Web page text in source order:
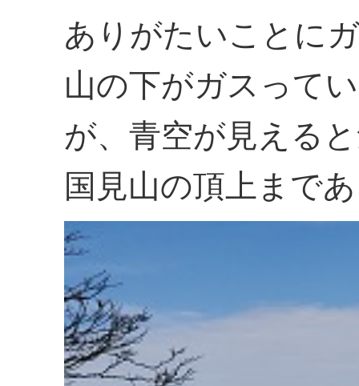
ありがたいことに
山の下がガスって
が、青空が見える
国見山の頂上まで